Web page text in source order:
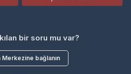
bir soru mu var?
Merkezine bağlanın